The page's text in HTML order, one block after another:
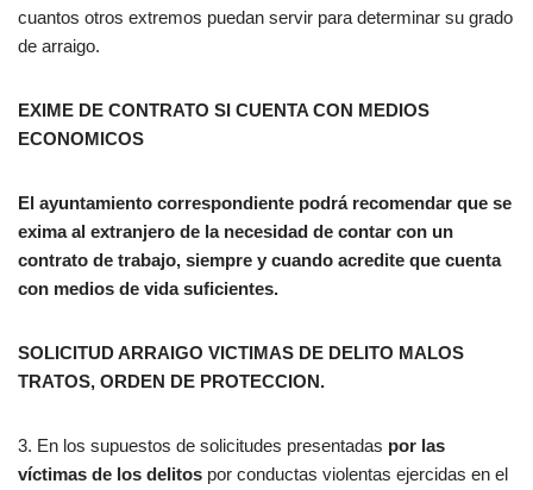
cuantos otros extremos puedan servir para determinar su grado
de arraigo.
EXIME DE CONTRATO SI CUENTA CON MEDIOS
ECONOMICOS
El ayuntamiento correspondiente podrá recomendar que se
exima al extranjero de la necesidad de contar con un
contrato de trabajo, siempre y cuando acredite que cuenta
con medios de vida suficientes.
SOLICITUD ARRAIGO VICTIMAS DE DELITO MALOS
TRATOS, ORDEN DE PROTECCION.
3. En los supuestos de solicitudes presentadas por las
víctimas de los delitos por conductas violentas ejercidas en el